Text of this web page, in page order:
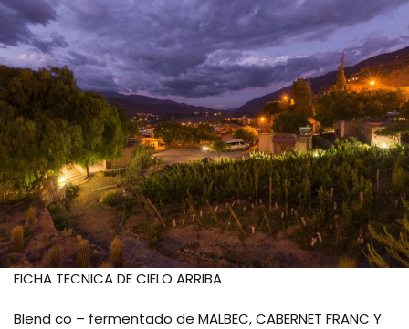
FICHA TECNICA DE CIELO ARRIBA
Blend co – fermentado de MALBEC, CABERNET FRANC Y